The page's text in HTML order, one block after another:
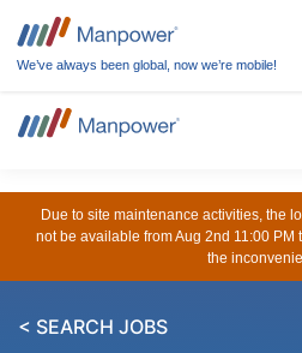
We’ve always been global, now we’re mobile!
Due to site maintenance activities, the
not be available from Aug 2nd 11:00 PM
the
< SEARCH JOBS